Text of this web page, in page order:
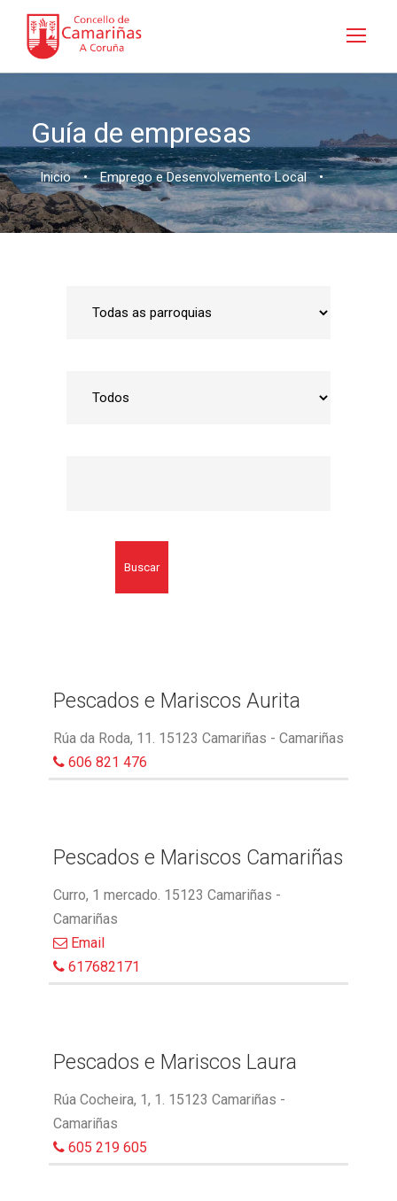
Guía de empresas
Inicio • Emprego e Desenvolvemento Local •
Buscar
Pescados e Mariscos Aurita
Rúa da Roda, 11. 15123 Camariñas - Camariñas
606 821 476
Pescados e Mariscos Camariñas
Curro, 1 mercado. 15123 Camariñas -
Camariñas
Email
617682171
Pescados e Mariscos Laura
Rúa Cocheira, 1, 1. 15123 Camariñas -
Camariñas
605 219 605